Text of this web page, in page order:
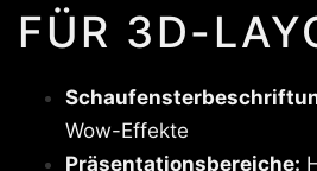
FÜR 3D-
Wow-Effekte
Präsentationsbereiche: